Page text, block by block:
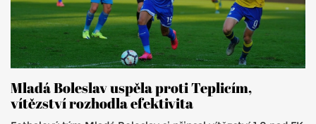
Mladá Boleslav uspěla proti Teplicím,
vítězství rozhodla efektivita